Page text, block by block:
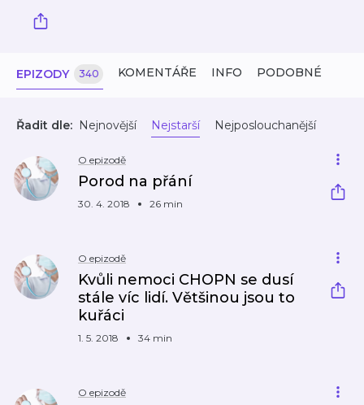
EPIZODY 340 KOMENTÁŘE INFO PODOBNÉ
Řadit dle: Nejnovější Nejstarší Nejposlouchanější
O epizodě
Porod na přání
30. 4. 2018 26 min
O epizodě
Kvůli nemoci CHOPN se dusí
stále víc lidí. Většinou jsou to
kuřáci
1. 5. 2018 34 min
O epizodě